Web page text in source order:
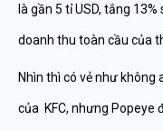
là gần 5 tỉ USD, tắng
doanh thu toàn cầu của
Nhìn thì có vẻ như không
của KFC, nhưng Popeye